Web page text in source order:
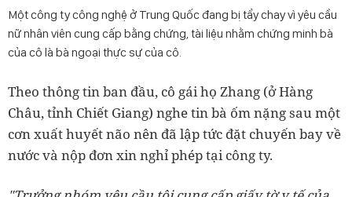
Một công ty công nghệ ở Trung Quốc đang bị tẩy chay vì yêu cầu
nữ nhân viên cung cấp bằng chứng, tài liệu nhằm chứng minh bà
của cô là bà ngoại thực sự của cô.
Theo thông tin ban đầu, cô gái họ Zhang (ở Hàng
Châu, tỉnh Chiết Giang) nghe tin bà ốm nặng sau một
cơn xuất huyết não nên đã lập tức đặt chuyến bay về
nước và nộp đơn xin nghỉ phép tại công ty.